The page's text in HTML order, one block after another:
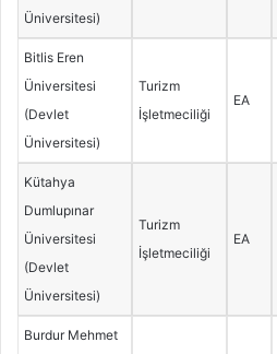
Üniversitesi)
Bitlis Eren
Üniversitesi
(Devlet
Üniversitesi)
Turizm
İşletmeciliği
EA
Kütahya
Dumlupınar
Üniversitesi
(Devlet
Üniversitesi)
Turizm
İşletmeciliği
EA
Burdur Mehmet